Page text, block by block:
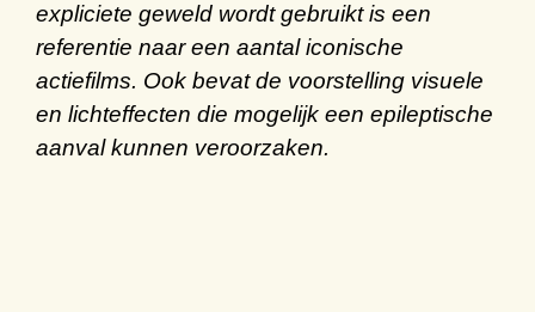
expliciete geweld wordt gebruikt is een
referentie naar een aantal iconische
actiefilms. Ook bevat de voorstelling visuele
en lichteffecten die mogelijk een epileptische
aanval kunnen veroorzaken.